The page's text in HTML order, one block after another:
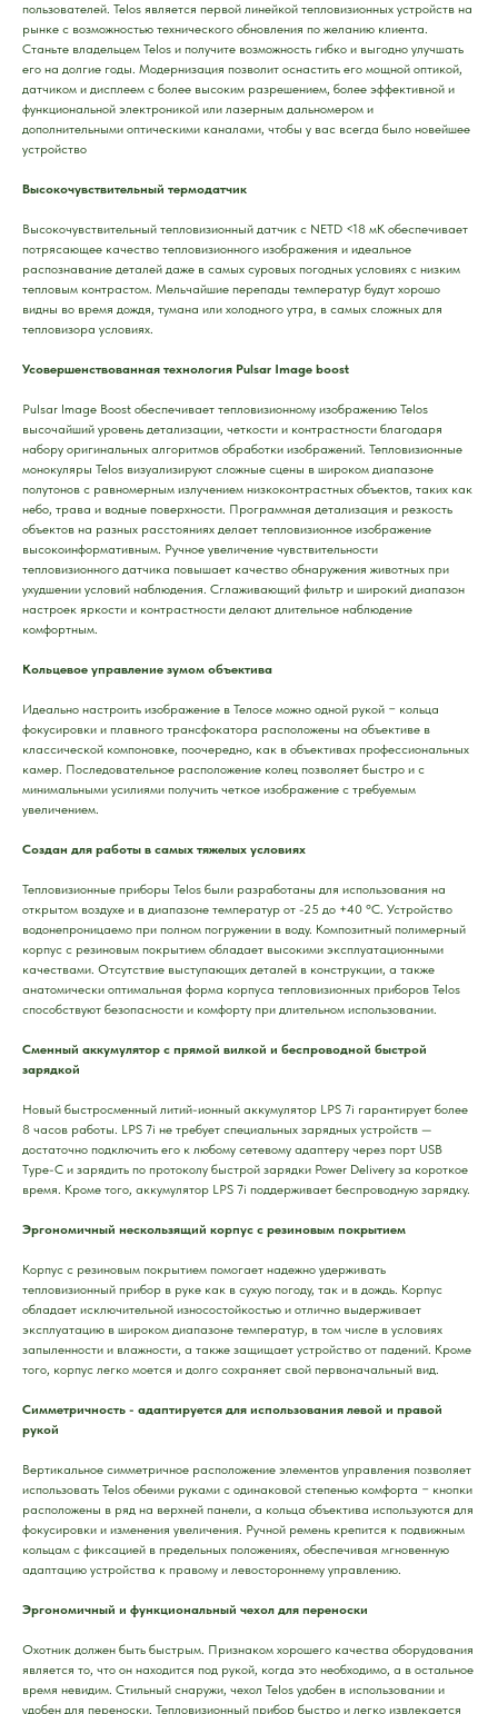
пользователей. Telos является первой линейкой тепловизионных устройств на
рынке с возможностью технического обновления по желанию клиента.
Станьте владельцем Telos и получите возможность гибко и выгодно улучшать
его на долгие годы. Модернизация позволит оснастить его мощной оптикой,
датчиком и дисплеем с более высоким разрешением, более эффективной и
функциональной электроникой или лазерным дальномером и
дополнительными оптическими каналами, чтобы у вас всегда было новейшее
устройство
Высокочувствительный термодатчик
Высокочувствительный тепловизионный датчик с NETD <18 мК обеспечивает
потрясающее качество тепловизионного изображения и идеальное
распознавание деталей даже в самых суровых погодных условиях с низким
тепловым контрастом. Мельчайшие перепады температур будут хорошо
видны во время дождя, тумана или холодного утра, в самых сложных для
тепловизора условиях.
Усовершенствованная технология Pulsar Image boost
Pulsar Image Boost обеспечивает тепловизионному изображению Telos
высочайший уровень детализации, четкости и контрастности благодаря
набору оригинальных алгоритмов обработки изображений. Тепловизионные
монокуляры Telos визуализируют сложные сцены в широком диапазоне
полутонов с равномерным излучением низкоконтрастных объектов, таких как
небо, трава и водные поверхности. Программная детализация и резкость
объектов на разных расстояниях делает тепловизионное изображение
высокоинформативным. Ручное увеличение чувствительности
тепловизионного датчика повышает качество обнаружения животных при
ухудшении условий наблюдения. Сглаживающий фильтр и широкий диапазон
настроек яркости и контрастности делают длительное наблюдение
комфортным.
Кольцевое управление зумом объектива
Идеально настроить изображение в Телосе можно одной рукой − кольца
фокусировки и плавного трансфокатора расположены на объективе в
классической компоновке, поочередно, как в объективах профессиональных
камер. Последовательное расположение колец позволяет быстро и с
минимальными усилиями получить четкое изображение с требуемым
увеличением.
Создан для работы в самых тяжелых условиях
Тепловизионные приборы Telos были разработаны для использования на
открытом воздухе и в диапазоне температур от -25 до +40 °C. Устройство
водонепроницаемо при полном погружении в воду. Композитный полимерный
корпус с резиновым покрытием обладает высокими эксплуатационными
качествами. Отсутствие выступающих деталей в конструкции, а также
анатомически оптимальная форма корпуса тепловизионных приборов Telos
способствуют безопасности и комфорту при длительном использовании.
Сменный аккумулятор с прямой вилкой и беспроводной быстрой
зарядкой
Новый быстросменный литий-ионный аккумулятор LPS 7i гарантирует более
8 часов работы. LPS 7i не требует специальных зарядных устройств —
достаточно подключить его к любому сетевому адаптеру через порт USB
Type-C и зарядить по протоколу быстрой зарядки Power Delivery за короткое
время. Кроме того, аккумулятор LPS 7i поддерживает беспроводную зарядку.
Эргономичный нескользящий корпус с резиновым покрытием
Корпус с резиновым покрытием помогает надежно удерживать
тепловизионный прибор в руке как в сухую погоду, так и в дождь. Корпус
обладает исключительной износостойкостью и отлично выдерживает
эксплуатацию в широком диапазоне температур, в том числе в условиях
запыленности и влажности, а также защищает устройство от падений. Кроме
того, корпус легко моется и долго сохраняет свой первоначальный вид.
Симметричность - адаптируется для использования левой и правой
рукой
Вертикальное симметричное расположение элементов управления позволяет
использовать Telos обеими руками с одинаковой степенью комфорта − кнопки
расположены в ряд на верхней панели, а кольца объектива используются для
фокусировки и изменения увеличения. Ручной ремень крепится к подвижным
кольцам с фиксацией в предельных положениях, обеспечивая мгновенную
адаптацию устройства к правому и левостороннему управлению.
Эргономичный и функциональный чехол для переноски
Охотник должен быть быстрым. Признаком хорошего качества оборудования
является то, что он находится под рукой, когда это необходимо, а в остальное
время невидим. Стильный снаружи, чехол Telos удобен в использовании и
удобен для переноски. Тепловизионный прибор быстро и легко извлекается